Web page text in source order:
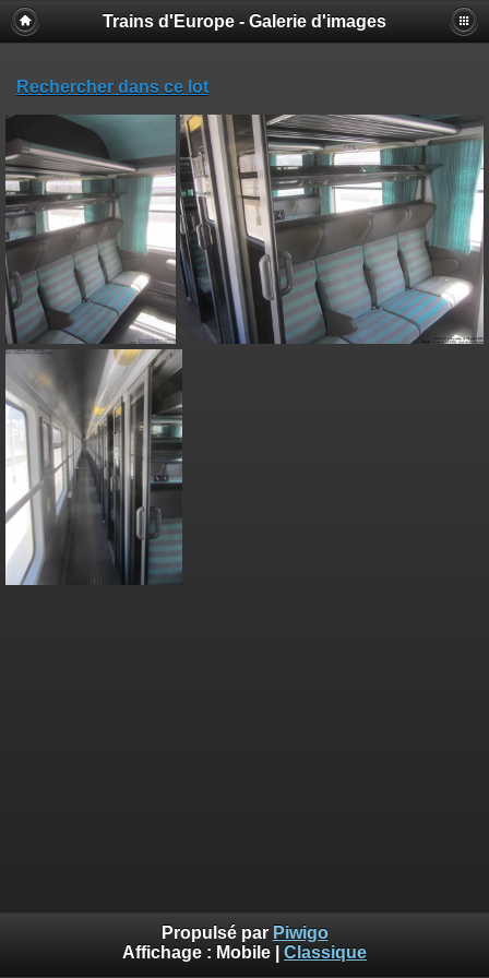
Trains d'Europe - Galerie d'images
Rechercher dans ce lot
Propulsé par Piwigo
Affichage : Mobile Classique